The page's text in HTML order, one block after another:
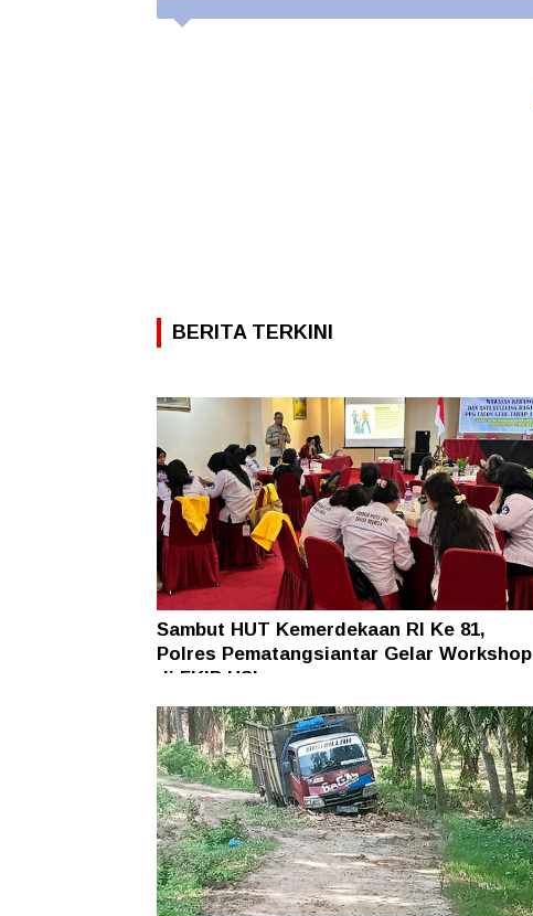
BERITA TERKINI
Sambut HUT Kemerdekaan RI Ke 81,
Polres Pematangsiantar Gelar Workshop
di FKIP USI